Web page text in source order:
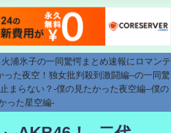
浦氷子の一同驚愕まとめ速報にロマンテ
った夜空！独女批判殺到激闘編--の一同驚
まらない？-僕の見たかった夜空編--僕の
った星空編-